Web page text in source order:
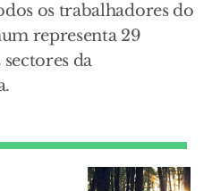
os trabalhadores do
representa 29
da